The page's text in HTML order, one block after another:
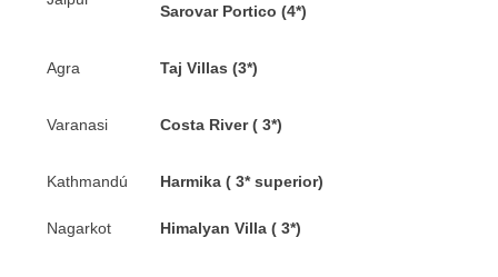
Sarovar Portico (4*)
Agra Taj Villas (3*)
Varanasi Costa River ( 3*)
Kathmandú
Nagarkot
Harmika ( 3* superior)
Himalyan Villa ( 3*)